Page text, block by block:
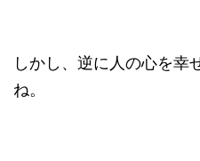
しかし、逆に人の心を幸
ね。